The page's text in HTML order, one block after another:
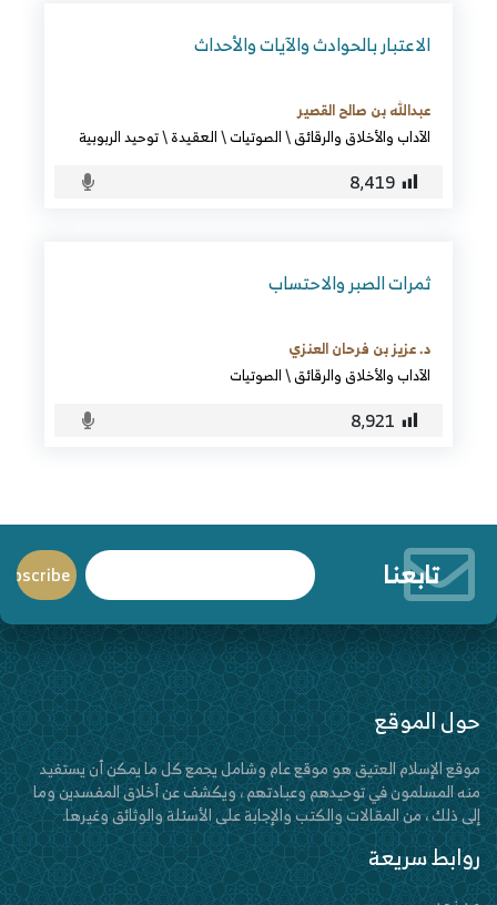
الاعتبار بالحوادث والآيات والأحداث
عبدالله بن صالح القصير
الآداب والأخلاق والرقائق\الصوتيات\العقيدة\توحيد الربوبية
8٬419
ثمرات الصبر والاحتساب
د. عزيز بن فرحان العنزي
الآداب والأخلاق والرقائق\الصوتيات
8٬921
تابعنا
حول الموقع
موقع الإسلام العتيق هو موقع عام وشامل يجمع كل ما يمكن أن يستفيد
منه المسلمون في توحيدهم وعبادتهم ، ويكشف عن أخلاق المفسدين وما
إلى ذلك ، من المقالات والكتب والإجابة على الأسئلة والوثائق وغيرها.
روابط سريعة